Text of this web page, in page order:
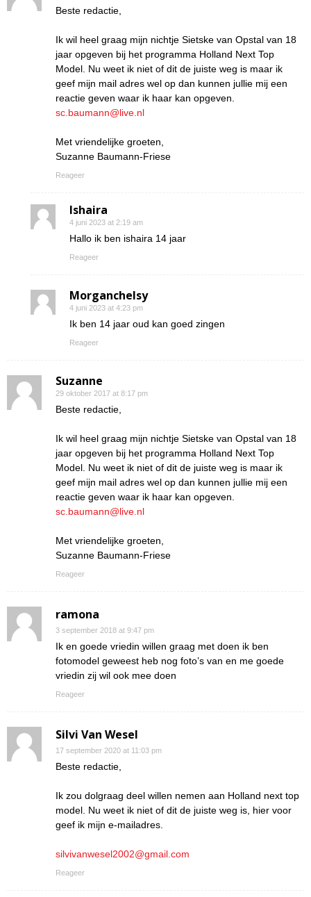
Beste redactie,
Ik wil heel graag mijn nichtje Sietske van Opstal van 18
jaar opgeven bij het programma Holland Next Top
Model. Nu weet ik niet of dit de juiste weg is maar ik
geef mijn mail adres wel op dan kunnen jullie mij een
reactie geven waar ik haar kan opgeven.
sc.baumann@live.nl
Met vriendelijke groeten,
Suzanne Baumann-Friese
Reageer
Ishaira
4 juni 2023 at 2:19 am
Hallo ik ben ishaira 14 jaar
Reageer
Morganchelsy
4 juni 2023 at 4:23 pm
Ik ben 14 jaar oud kan goed zingen
Reageer
Suzanne
29 oktober 2017 at 8:17 pm
Beste redactie,
Ik wil heel graag mijn nichtje Sietske van Opstal van 18
jaar opgeven bij het programma Holland Next Top
Model. Nu weet ik niet of dit de juiste weg is maar ik
geef mijn mail adres wel op dan kunnen jullie mij een
reactie geven waar ik haar kan opgeven.
sc.baumann@live.nl
Met vriendelijke groeten,
Suzanne Baumann-Friese
Reageer
ramona
3 september 2018 at 9:47 pm
Ik en goede vriedin willen graag met doen ik ben
fotomodel geweest heb nog foto’s van en me goede
vriedin zij wil ook mee doen
Reageer
Silvi Van Wesel
17 september 2020 at 11:03 pm
Beste redactie,
Ik zou dolgraag deel willen nemen aan Holland next top
model. Nu weet ik niet of dit de juiste weg is, hier voor
geef ik mijn e-mailadres.
silvivanwesel2002@gmail.com
Reageer